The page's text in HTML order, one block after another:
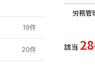
19件
20件
労務管
該当 28